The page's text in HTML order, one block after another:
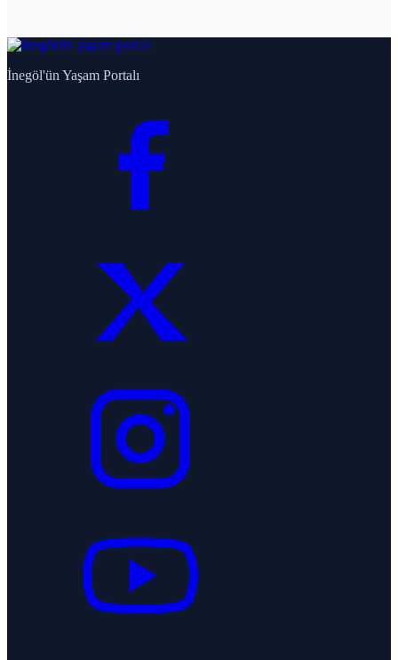
İnegöl'ün Yaşam Portalı